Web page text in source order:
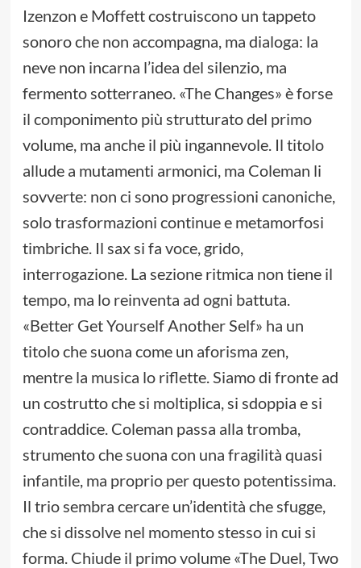
Izenzon e Moffett costruiscono un tappeto
sonoro che non accompagna, ma dialoga: la
neve non incarna l’idea del silenzio, ma
fermento sotterraneo. «The Changes» è forse
il componimento più strutturato del primo
volume, ma anche il più ingannevole. Il titolo
allude a mutamenti armonici, ma Coleman li
sovverte: non ci sono progressioni canoniche,
solo trasformazioni continue e metamorfosi
timbriche. Il sax si fa voce, grido,
interrogazione. La sezione ritmica non tiene il
tempo, ma lo reinventa ad ogni battuta.
«Better Get Yourself Another Self» ha un
titolo che suona come un aforisma zen,
mentre la musica lo riflette. Siamo di fronte ad
un costrutto che si moltiplica, si sdoppia e si
contraddice. Coleman passa alla tromba,
strumento che suona con una fragilità quasi
infantile, ma proprio per questo potentissima.
Il trio sembra cercare un’identità che sfugge,
che si dissolve nel momento stesso in cui si
forma. Chiude il primo volume «The Duel, Two